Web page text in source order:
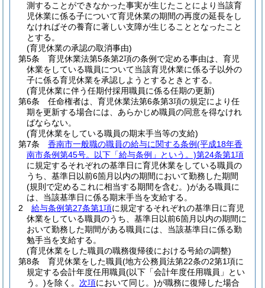
測することができなかった事実が生じたことにより当該育
児休業に係る子について育児休業の期間の再度の延長をし
なければその養育に著しい支障が生じることとなったこと
とする。
(育児休業の承認の取消事由)
第5条
育児休業法第5条第2項の条例で定める事由は、育児
休業をしている職員について当該育児休業に係る子以外の
子に係る育児休業を承認しようとするときとする。
(育児休業に伴う任期付採用職員に係る任期の更新)
第6条
任命権者は、育児休業法第6条第3項の規定により任
期を更新する場合には、あらかじめ職員の同意を得なけれ
ばならない。
(育児休業をしている職員の期末手当等の支給)
第7条
香南市一般職の職員の給与に関する条例(平成18年香
南市条例第45号。以下「給与条例」という。)第24条第1項
に規定するそれぞれの基準日に育児休業をしている職員の
うち、基準日以前6箇月以内の期間において勤務した期間
(規則で定めるこれに相当する期間を含む。)がある職員に
は、当該基準日に係る期末手当を支給する。
2
給与条例第27条第1項に規定するそれぞれの基準日に育児
休業をしている職員のうち、基準日以前6箇月以内の期間に
おいて勤務した期間がある職員には、当該基準日に係る勤
勉手当を支給する。
(育児休業をした職員の職務復帰後における号給の調整)
第8条
育児休業をした職員(地方公務員法第22条の2第1項に
規定する会計年度任用職員(以下「会計年度任用職員」とい
う。)を除く。 次項において同じ。)が職務に復帰した場合